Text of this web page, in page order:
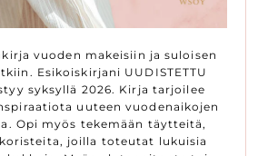
vuoden makeisiin ja suloisen
Esikoiskirjani UUDISTETTU
syksyllä 2026. Kirja tarjoilee
uuteen vuodenaikojen
Opi myös tekemään täytteitä,
joilla toteutat lukuisia